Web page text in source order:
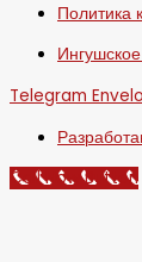
Политика
Telegram
Call Now Button